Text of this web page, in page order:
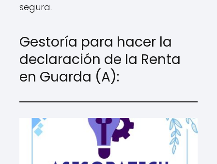
segura.
Gestoría para hacer la
declaración de la Renta
en Guarda (A):